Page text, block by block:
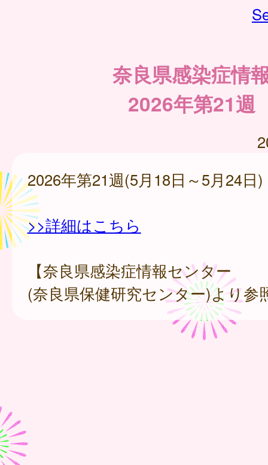
奈良県感染症情
2026年第21週
2026年第21週(5月18日～5月24日)
>>詳細はこちら
【奈良県感染症情報センター
(奈良県保健研究センター)より参